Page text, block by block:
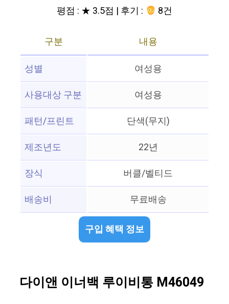
평점 : ★ 3.5점 | 후기 : 8건
구분
내용
성별
여성용
사용대상 구분
여성용
패턴/프린트
단색(무지)
제조년도
22년
장식
버클/벨티드
배송비
무료배송
구입 혜택 정보
다이앤 이너백 루이비통 M46049